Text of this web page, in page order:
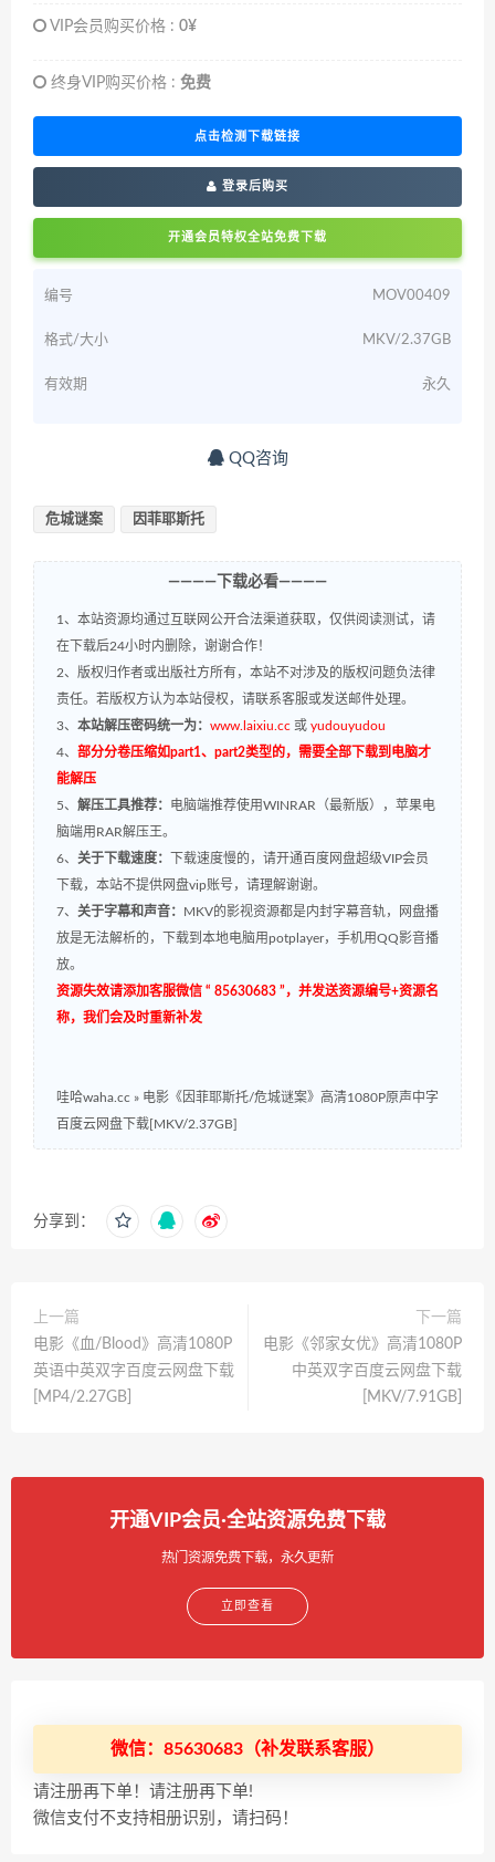
VIP会员购买价格 : 0¥
终身VIP购买价格 : 免费
点击检测下载链接
登录后购买
开通会员特权全站免费下载
编号 MOV00409
格式/大小 MKV/2.37GB
有效期 永久
QQ咨询
危城谜案 因菲耶斯托
————下载必看————
1、本站资源均通过互联网公开合法渠道获取，仅供阅读测试，请
在下载后24小时内删除，谢谢合作！
2、版权归作者或出版社方所有，本站不对涉及的版权问题负法律
责任。若版权方认为本站侵权，请联系客服或发送邮件处理。
3、 本站解压密码统一为： www.laixiu.cc 或 yudouyudou
4、 部分分卷压缩如part1、part2类型的，需要全部下载到电脑才
能解压
5、 解压工具推荐： 电脑端推荐使用WINRAR（最新版），苹果电
脑端用RAR解压王。
6、 关于下载速度：
下载速度慢的，请开通百度网盘超级VIP会员
下载，本站不提供网盘vip账号，请理解谢谢。
7、 关于字幕和声音： MKV的影视资源都是内封字幕音轨，网盘播
放是无法解析的，下载到本地电脑用potplayer，手机用QQ影音播
放。
资源失效请添加客服微信 “ 85630683 ”，并发送资源编号+资源名
称，我们会及时重新补发
哇哈waha.cc » 电影《因菲耶斯托/危城谜案》高清1080P原声中字
百度云网盘下载[MKV/2.37GB]
分享到：
上一篇
电影《血/Blood》高清1080P
英语中英双字百度云网盘下载
[MP4/2.27GB]
下一篇
电影《邻家女优》高清1080P
中英双字百度云网盘下载
[MKV/7.91GB]
开通VIP会员·全站资源免费下载
热门资源免费下载，永久更新
立即查看
微信：85630683（补发联系客服）
请注册再下单！请注册再下单!
微信支付不支持相册识别，请扫码！